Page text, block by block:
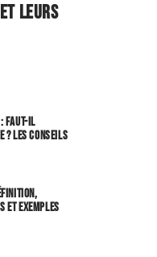
leurs
: faut-il
Les conseils
exemples